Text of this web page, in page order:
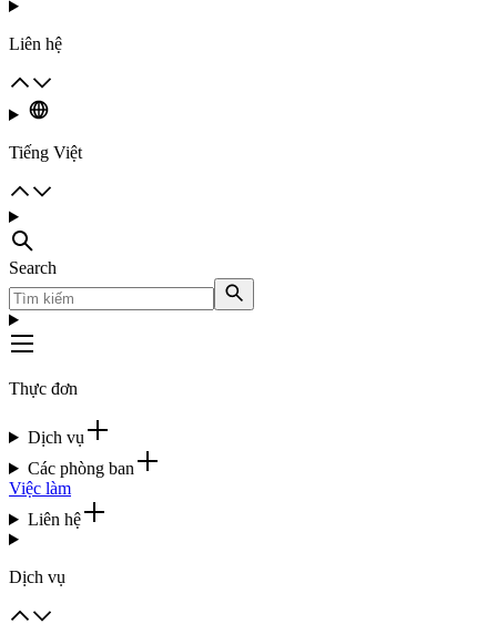
Liên hệ
Tiếng Việt
Search
Thực đơn
Dịch vụ
Các phòng ban
Việc làm
Liên hệ
Dịch vụ